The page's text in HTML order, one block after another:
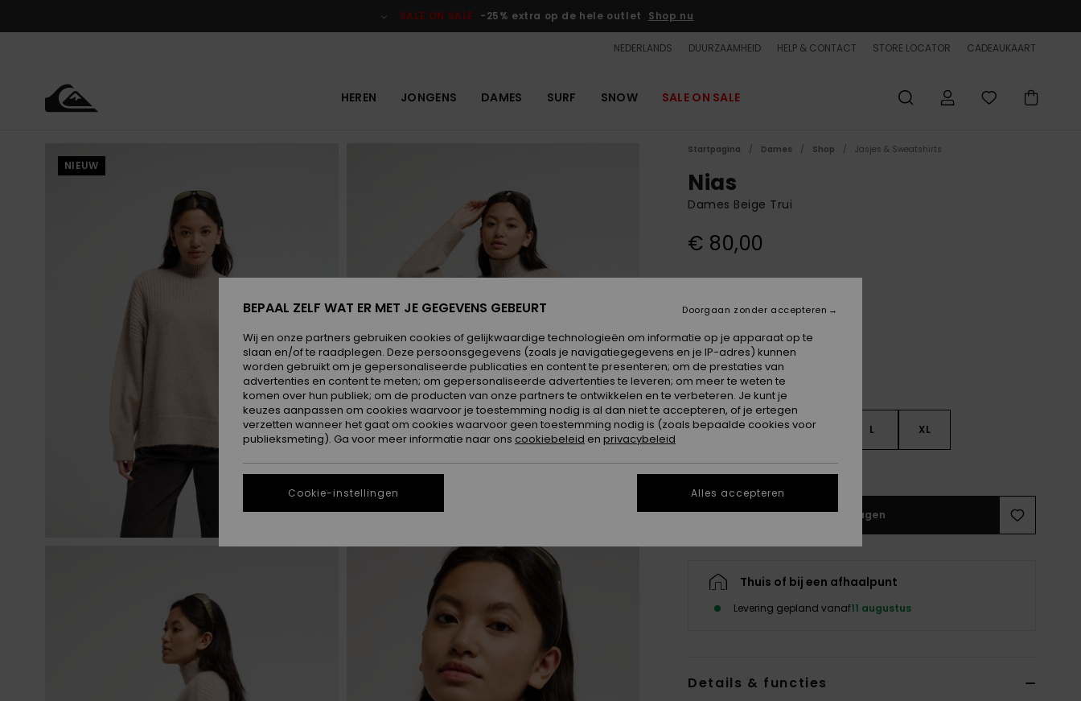
SALE ON SALE -25% extra op de hele outlet Shop nu
NEDERLANDS DUURZAAMHEID HELP & CONTACT STORE LOCATOR CADEAUKAART
HEREN JONGENS DAMES SURF SNOW SALE ON SALE
NIEUW
Startpagina Dames Shop Jasjes & Sweatshirts
Nias
Dames Beige Trui
€ 80,00
XS S L XL
In winkelwagen
Thuis of bij een afhaalpunt
Levering gepland vanaf11 augustus
Details & functies
BEPAAL ZELF WAT ER MET JE GEGEVENS GEBEURT
Wij en onze partners gebruiken cookies of gelijkwaardige technologieën om informatie op je apparaat op te
slaan en/of te raadplegen. Deze persoonsgegevens (zoals je navigatiegegevens en je IP-adres) kunnen
worden gebruikt om je gepersonaliseerde publicaties en content te presenteren; om de prestaties van
advertenties en content te meten; om gepersonaliseerde advertenties te leveren; om meer te weten te
komen over hun publiek; om de producten van onze partners te ontwikkelen en te verbeteren. Je kunt je
keuzes aanpassen om cookies waarvoor je toestemming nodig is al dan niet te accepteren, of je ertegen
verzetten wanneer het gaat om cookies waarvoor geen toestemming nodig is (zoals bepaalde cookies voor
publieksmeting). Ga voor meer informatie naar ons cookiebeleid en privacybeleid
Cookie-instellingen
Doorgaan zonder accepteren
Alles accepteren